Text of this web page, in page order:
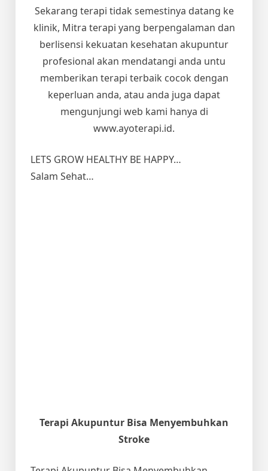
Sekarang terapi tidak semestinya datang ke
klinik, Mitra terapi yang berpengalaman dan
berlisensi kekuatan kesehatan akupuntur
profesional akan mendatangi anda untu
memberikan terapi terbaik cocok dengan
keperluan anda, atau anda juga dapat
mengunjungi web kami hanya di
www.ayoterapi.id.
LETS GROW HEALTHY BE HAPPY…
Salam Sehat…
Terapi Akupuntur Bisa Menyembuhkan
Stroke